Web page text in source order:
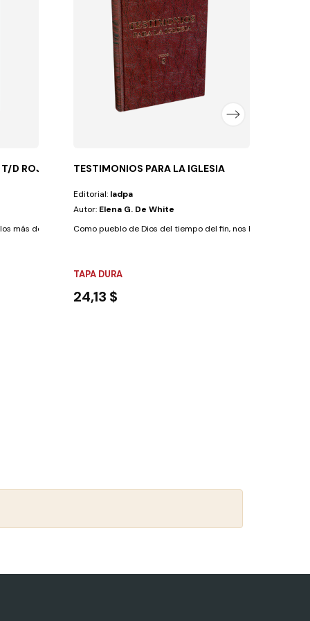
D ROJA
más de diez mil sermones que predicó la...
TESTIMONIOS PARA LA IGLESIA
Editorial: Iadpa
Autor: Elena G. De White
Como pueblo de Dios del tiempo del fin, nos ha sido
TAPA DURA
24,13 $